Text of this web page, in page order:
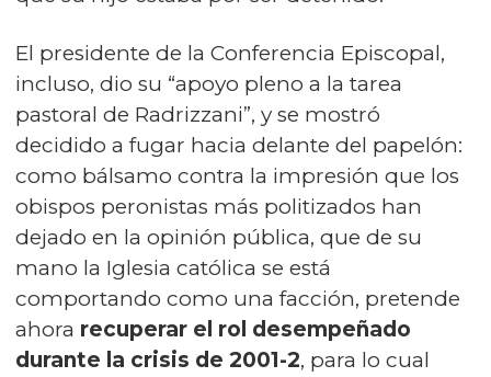
El presidente de la Conferencia Episcopal,
incluso, dio su “apoyo pleno a la tarea
pastoral de Radrizzani”, y se mostró
decidido a fugar hacia delante del papelón:
como bálsamo contra la impresión que los
obispos peronistas más politizados han
dejado en la opinión pública, que de su
mano la Iglesia católica se está
comportando como una facción, pretende
ahora recuperar el rol desempeñado
durante la crisis de 2001-2, para lo cual